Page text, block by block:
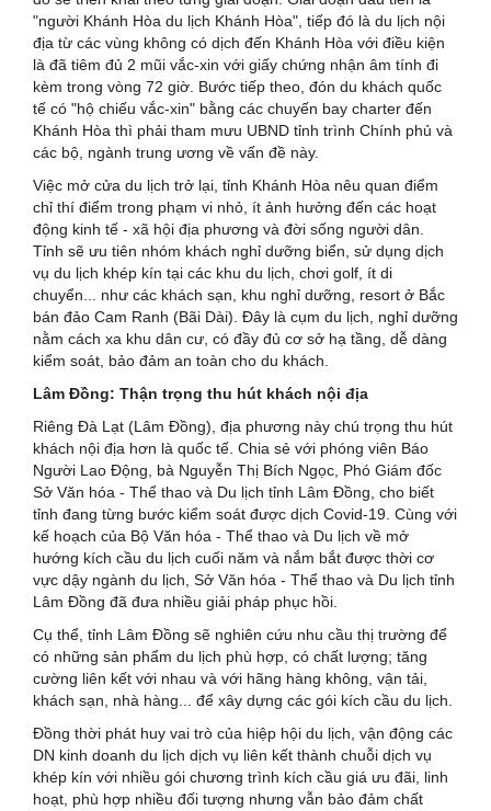
"người Khánh Hòa du lịch Khánh Hòa", tiếp đó là du lịch nội
địa từ các vùng không có dịch đến Khánh Hòa với điều kiện
là đã tiêm đủ 2 mũi vắc-xin với giấy chứng nhận âm tính đi
kèm trong vòng 72 giờ. Bước tiếp theo, đón du khách quốc
tế có "hộ chiếu vắc-xin" bằng các chuyến bay charter đến
Khánh Hòa thì phải tham mưu UBND tỉnh trình Chính phủ và
các bộ, ngành trung ương về vấn đề này.
Việc mở cửa du lịch trở lại, tỉnh Khánh Hòa nêu quan điểm
chỉ thí điểm trong phạm vi nhỏ, ít ảnh hưởng đến các hoạt
động kinh tế - xã hội địa phương và đời sống người dân.
Tỉnh sẽ ưu tiên nhóm khách nghỉ dưỡng biển, sử dụng dịch
vụ du lịch khép kín tại các khu du lịch, chơi golf, ít di
chuyển... như các khách sạn, khu nghỉ dưỡng, resort ở Bắc
bán đảo Cam Ranh (Bãi Dài). Đây là cụm du lịch, nghỉ dưỡng
nằm cách xa khu dân cư, có đầy đủ cơ sở hạ tầng, dễ dàng
kiểm soát, bảo đảm an toàn cho du khách.
Lâm Đồng: Thận trọng thu hút khách nội địa
Riêng Đà Lạt (Lâm Đồng), địa phương này chú trọng thu hút
khách nội địa hơn là quốc tế. Chia sẻ với phóng viên Báo
Người Lao Động, bà Nguyễn Thị Bích Ngọc, Phó Giám đốc
Sở Văn hóa - Thể thao và Du lịch tỉnh Lâm Đồng, cho biết
tỉnh đang từng bước kiểm soát được dịch Covid-19. Cùng với
kế hoạch của Bộ Văn hóa - Thể thao và Du lịch về mở
hướng kích cầu du lịch cuối năm và nắm bắt được thời cơ
vực dậy ngành du lịch, Sở Văn hóa - Thể thao và Du lịch tỉnh
Lâm Đồng đã đưa nhiều giải pháp phục hồi.
Cụ thể, tỉnh Lâm Đồng sẽ nghiên cứu nhu cầu thị trường để
có những sản phẩm du lịch phù hợp, có chất lượng; tăng
cường liên kết với nhau và với hãng hàng không, vận tải,
khách sạn, nhà hàng... để xây dựng các gói kích cầu du lịch.
Đồng thời phát huy vai trò của hiệp hội du lịch, vận động các
DN kinh doanh du lịch dịch vụ liên kết thành chuỗi dịch vụ
khép kín với nhiều gói chương trình kích cầu giá ưu đãi, linh
hoạt, phù hợp nhiều đối tượng nhưng vẫn bảo đảm chất